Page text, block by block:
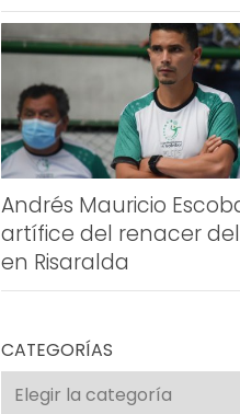
Andrés Mauricio
artífice del renacer
en Risaralda
CATEGORÍAS
Categorías